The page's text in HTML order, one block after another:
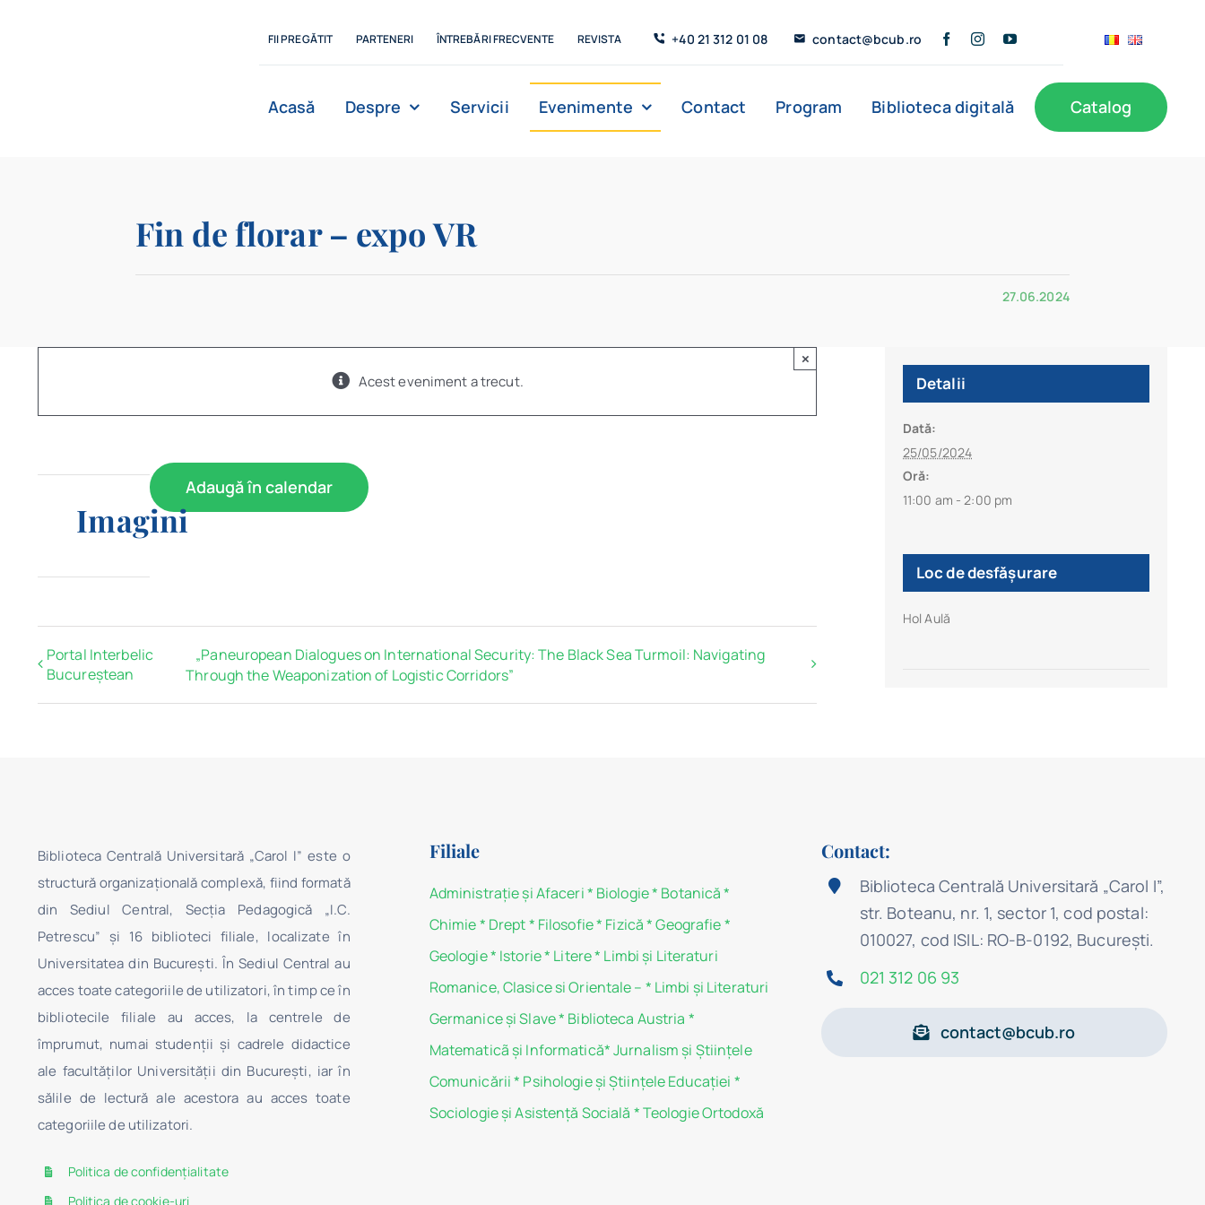
FII PREGĂTIT PARTENERI ÎNTREBĂRI FRECVENTE REVISTA +40 21 312 01 08 contact@bcub.ro
Acasă Despre Servicii Evenimente Contact Program Biblioteca digitală Catalog
Fin de florar – expo VR
27.06.2024
Acest eveniment a trecut.
×
Imagini
Adaugă în calendar
Portal Interbelic
Bucureștean
„Paneuropean Dialogues on International Security: The Black Sea Turmoil: Navigating
Through the Weaponization of Logistic Corridors”
Detalii
Dată:
25/05/2024
Oră:
11:00 am - 2:00 pm
Loc de desfășurare
Hol Aulă
Biblioteca Centrală Universitară „Carol I” este o
structură organizaţională complexă, fiind formată
din Sediul Central, Secţia Pedagogică „I.C.
Petrescu” şi 16 biblioteci filiale, localizate în
Universitatea din Bucureşti. În Sediul Central au
acces toate categoriile de utilizatori, în timp ce în
bibliotecile filiale au acces, la centrele de
împrumut, numai studenţii şi cadrele didactice
ale facultăților Universității din București, iar în
sălile de lectură ale acestora au acces toate
categoriile de utilizatori.
Politica de confidențialitate
Politica de cookie-uri
Filiale
Administraţie şi Afaceri* Biologie* Botanică *
Chimie* Drept* Filosofie* Fizică* Geografie*
Geologie* Istorie* Litere* Limbi și Literaturi
Romanice, Clasice si Orientale – * Limbi și Literaturi
Germanice şi Slave* Biblioteca Austria *
Matematicã și Informatică*Jurnalism şi Ştiinţele
Comunicării* Psihologie şi Ştiinţele Educaţiei *
Sociologie şi Asistenţă Socială *Teologie Ortodoxă
Contact:
Biblioteca Centrală Universitară „Carol I”,
str. Boteanu, nr. 1, sector 1, cod postal:
010027, cod ISIL: RO-B-0192, Bucureşti.
021 312 06 93
contact@bcub.ro